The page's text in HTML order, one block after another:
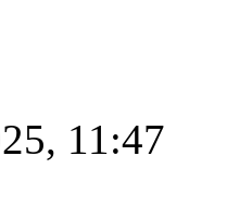
11:47